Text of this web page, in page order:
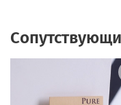
🎨Подарочная